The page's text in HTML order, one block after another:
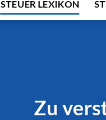
STEUER LEXIKON
Zu